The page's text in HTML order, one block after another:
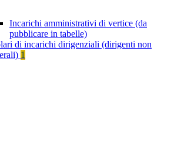
Incarichi amministrativi di vertice (da
pubblicare in tabelle)
di incarichi dirigenziali (dirigenti non
1